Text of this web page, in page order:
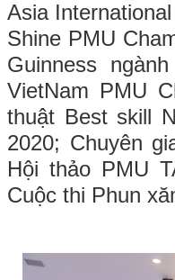
Asia
Shine PMU
Guinness
VietNam PMU
thuật Best skill
2020; Chuyên
Hội thảo PMU
Cuộc thi Phun